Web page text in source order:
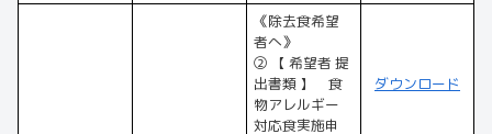
《除去食希望
者へ》
② 【 希望者 提
出書類 】 食
物アレルギー
対応食実施申
ダウンロード